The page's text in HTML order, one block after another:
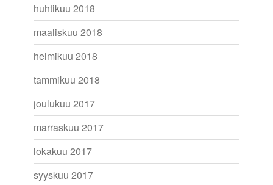
huhtikuu 2018
maaliskuu 2018
helmikuu 2018
tammikuu 2018
joulukuu 2017
marraskuu 2017
lokakuu 2017
syyskuu 2017